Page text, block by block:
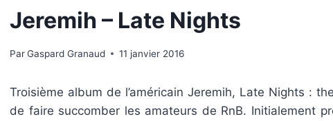
Jeremih – Late Nights
ParGaspard Granaud 11 janvier 2016
Troisième album de l’américain Jeremih, Late Nights :
de faire succomber les amateurs de RnB. Initialement